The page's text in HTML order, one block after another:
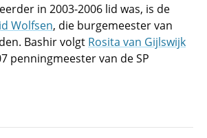
in 2003-2006 lid was, is de
Wolfsen, die burgemeester van
Bashir volgt Rosita van Gijlswijk
penningmeester van de SP